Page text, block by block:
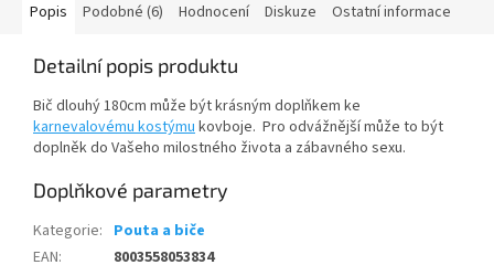
Popis Podobné (6) Hodnocení Diskuze Ostatní informace
Detailní popis produktu
Bič dlouhý 180cm může být krásným doplňkem ke
karnevalovému kostýmukovboje. Pro odvážnější může to být
doplněk do Vašeho milostného života a zábavného sexu.
Doplňkové parametry
Kategorie: Pouta a biče
EAN:
8003558053834